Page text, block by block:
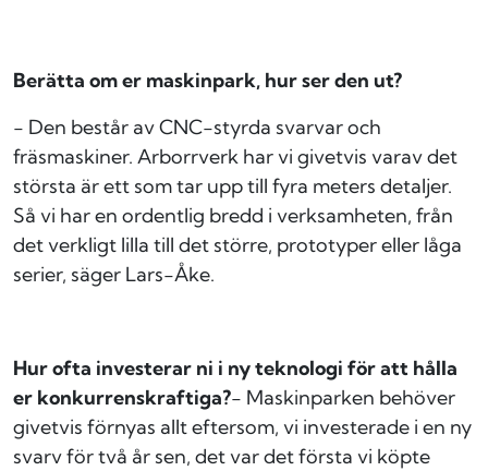
Berätta om er maskinpark, hur ser den ut?
- Den består av CNC-styrda svarvar och
fräsmaskiner. Arborrverk har vi givetvis varav det
största är ett som tar upp till fyra meters detaljer.
Så vi har en ordentlig bredd i verksamheten, från
det verkligt lilla till det större, prototyper eller låga
serier, säger Lars-Åke.
Hur ofta investerar ni i ny teknologi för att hålla
er konkurrenskraftiga?- Maskinparken behöver
givetvis förnyas allt eftersom, vi investerade i en ny
svarv för två år sen, det var det första vi köpte